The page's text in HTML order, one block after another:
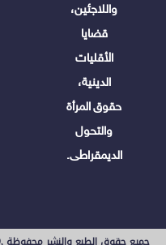
واللاجئين،
قضايا
الأقليات
الدينية،
حقوق المرأة
والتحول
الديمقراطى.